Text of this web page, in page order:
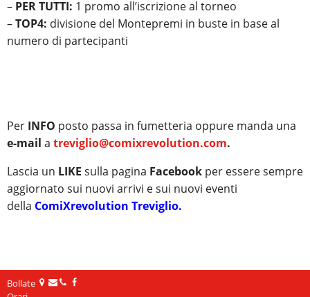
– PER TUTTI: 1 promo all’iscrizione al torneo
–TOP4: divisione del Montepremi in buste in base al
numero di partecipanti
Per INFO posto passa in fumetteria oppure manda una
e-mail a treviglio@comixrevolution.com.
Lascia un LIKE sulla pagina Facebook per essere sempre
aggiornato sui nuovi arrivi e sui nuovi eventi
della ComiXrevolution Treviglio.
Bollate